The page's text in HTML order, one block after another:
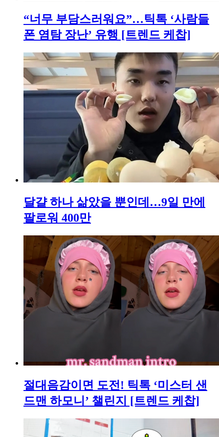
“너무 부담스러워요”…틱톡 ‘사람들
폰 염탐 장난’ 유행 [트렌드 케찹]
달걀 하나 삶았을 뿐인데…9일 만에
팔로워 400만
절대음감이면 도전! 틱톡 ‘미스터 샌
드맨 하모니’ 챌린지 [트렌드 케찹]